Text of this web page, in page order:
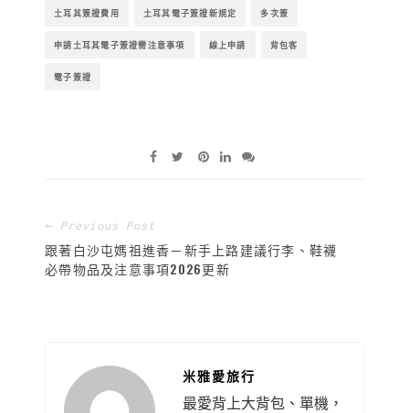
土耳其簽證費用 土耳其電子簽證新規定 多次簽
申請土耳其電子簽證需注意事項 線上申請 背包客
電子簽證
← Previous Post
跟著白沙屯媽祖進香－新手上路建議行李、鞋襪
必帶物品及注意事項2026更新
米雅愛旅行
最愛背上大背包、單機，